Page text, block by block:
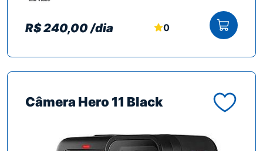
R$ 240,00 /dia 0 Ver mais
Câmera Hero 11 Black